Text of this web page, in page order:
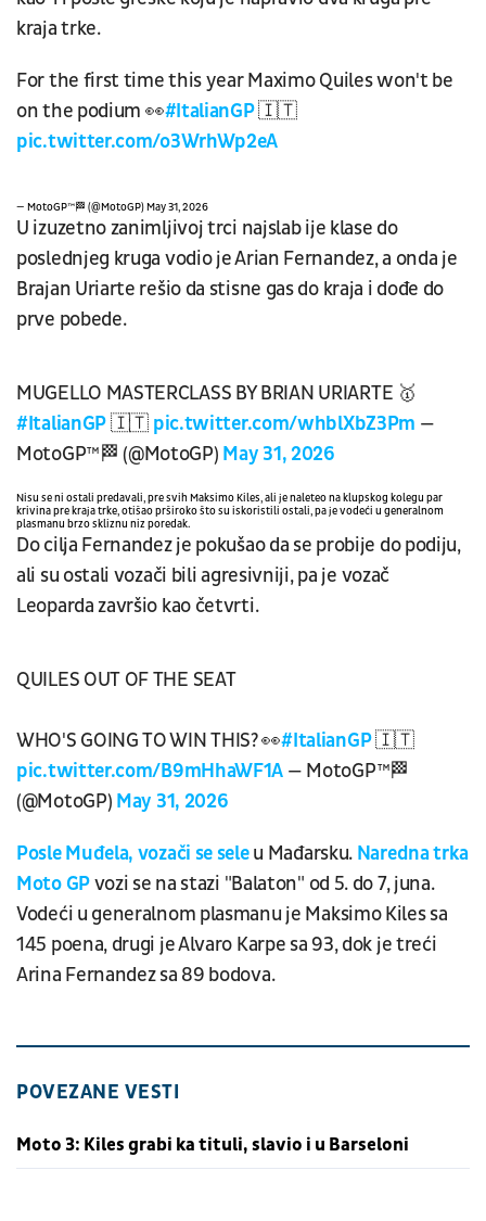
kraja trke.
For the first time this year Maximo Quiles won't be
on the podium 👀#ItalianGP🇮🇹
pic.twitter.com/o3WrhWp2eA
— MotoGP™🏁 (@MotoGP)May 31, 2026
U izuzetno zanimljivoj trci najslab ije klase do
poslednjeg kruga vodio je Arian Fernandez, a onda je
Brajan Uriarte rešio da stisne gas do kraja i dođe do
prve pobede.
MUGELLO MASTERCLASS BY BRIAN URIARTE 🥇
#ItalianGP🇮🇹 pic.twitter.com/whblXbZ3Pm —
MotoGP™🏁 (@MotoGP) May 31, 2026
Nisu se ni ostali predavali, pre svih Maksimo Kiles, ali je naleteo na klupskog kolegu par
krivina pre kraja trke, otišao prširoko što su iskoristili ostali, pa je vodeći u generalnom
plasmanu brzo skliznu niz poredak.
Do cilja Fernandez je pokušao da se probije do podiju,
ali su ostali vozači bili agresivniji, pa je vozač
Leoparda završio kao četvrti.
QUILES OUT OF THE SEAT
WHO'S GOING TO WIN THIS? 👀#ItalianGP🇮🇹
pic.twitter.com/B9mHhaWF1A — MotoGP™🏁
(@MotoGP) May 31, 2026
Posle Muđela, vozači se seleu Mađarsku. Naredna trka
Moto GPvozi se na stazi "Balaton" od 5. do 7, juna.
Vodeći u generalnom plasmanu je Maksimo Kiles sa
145 poena, drugi je Alvaro Karpe sa 93, dok je treći
Arina Fernandez sa 89 bodova.
POVEZANE VESTI
Moto 3: Kiles grabi ka tituli, slavio i u Barseloni